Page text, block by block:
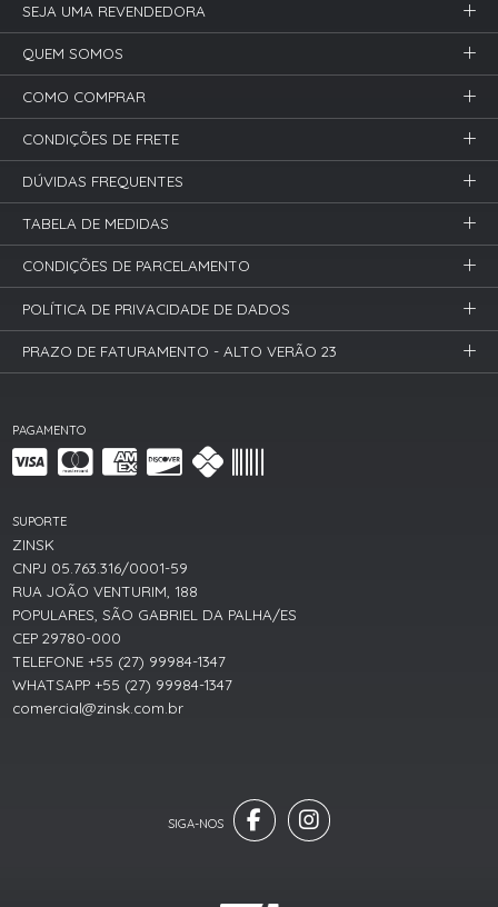
PAGAMENTO
SUPORTE
ZINSK
CNPJ 05.763.316/0001-59
RUA JOÃO VENTURIM, 188
POPULARES, SÃO GABRIEL DA PALHA/ES
CEP 29780-000
TELEFONE +55 (27) 99984-1347
WHATSAPP +55 (27) 99984-1347
comercial@zinsk.com.br
SEJA UMA REVENDEDORA
QUEM SOMOS
COMO COMPRAR
CONDIÇÕES DE FRETE
DÚVIDAS FREQUENTES
TABELA DE MEDIDAS
CONDIÇÕES DE PARCELAMENTO
POLÍTICA DE PRIVACIDADE DE DADOS
PRAZO DE FATURAMENTO - ALTO VERÃO 23